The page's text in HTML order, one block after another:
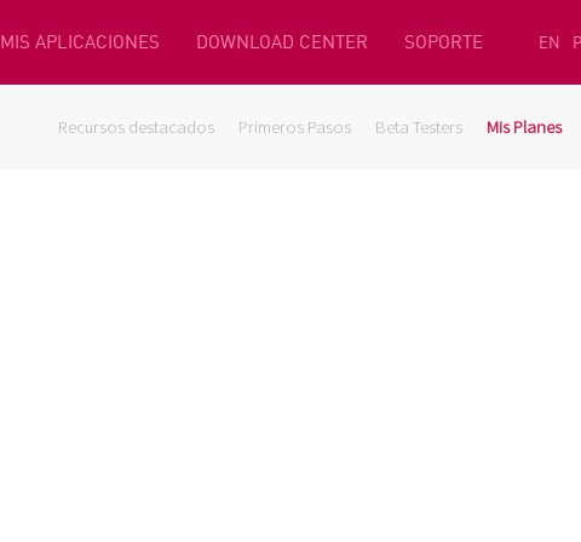
MIS APLICACIONES DOWNLOAD CENTER SOPORTE EN
Recursos destacados Primeros Pasos Beta Testers Mis Planes